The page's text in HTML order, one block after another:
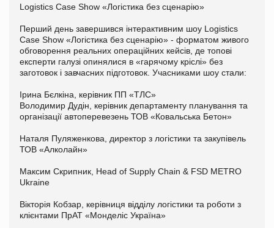
Logistics Case Show «Логістика без сценарію»
Перший день завершився інтерактивним шоу Logistics
Case Show «Логістика без сценарію» - форматом живого
обговорення реальних операційних кейсів, де топові
експерти галузі опинялися в «гарячому кріслі» без
заготовок і завчасних підготовок. Учасниками шоу стали:
Ірина Бєлкіна, керівник ПП «ТЛС»
Володимир Дудін, керівник департаменту планування та
організації автоперевезень ТОВ «Ковальська Бетон»
Наталя Пуляженкова, директор з логістики та закупівель
ТОВ «Алколайн»
Максим Скрипник, Head of Supply Chain & FSD METRO
Ukraine
Вікторія Кобзар, керівниця відділу логістики та роботи з
клієнтами ПрАТ «Монделіс Україна»